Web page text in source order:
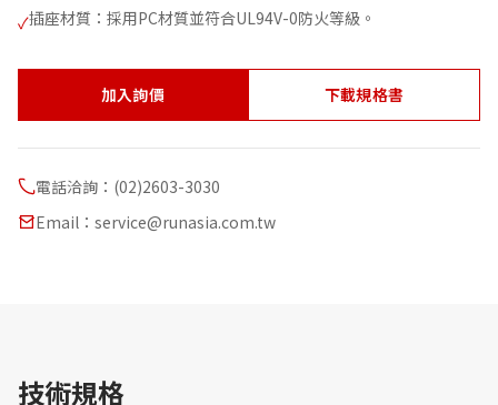
✓插座材質：採用PC材質並符合UL94V-0防火等級。
加入詢價 下載規格書
電話洽詢：(02)2603-3030
Email：service@runasia.com.tw
技術規格